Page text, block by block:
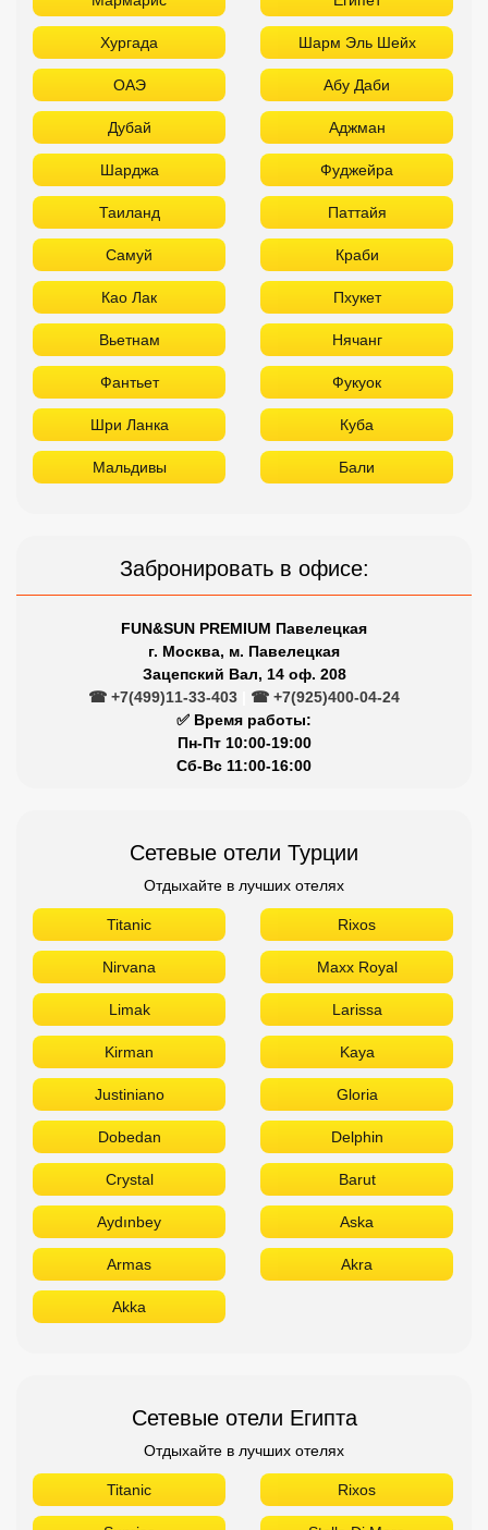
Самуй Краби
Као Лак Пхукет
Вьетнам Нячанг
Фантьет Фукуок
Шри Ланка Куба
Мальдивы Бали
Забронировать в офисе:
FUN&SUN PREMIUM Павелецкая
г. Москва, м. Павелецкая
Зацепский Вал, 14 оф. 208
☎ +7(499)11-33-403
☎ +7(925)400-04-24
Сетевые отели Турции
Отдыхайте в лучших отелях
Titanic
Justiniano Gloria
Dobedan Delphin
Crystal Barut
Aydınbey Aska
Armas Akra
Akka
Сетевые отели Египта
Отдыхайте в лучших отелях
Novotel Movenpick
Jaz Hilton